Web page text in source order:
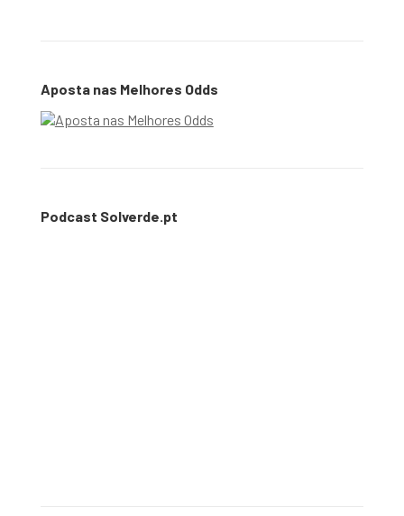
Aposta nas Melhores Odds
Podcast Solverde.pt